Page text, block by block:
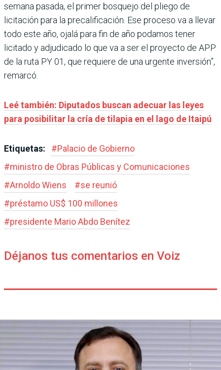
semana pasada, el primer bosquejo del pliego de
licitación para la precalificación. Ese proceso va a llevar
todo este año, ojalá para fin de año podamos tener
licitado y adjudicado lo que va a ser el proyecto de APP
de la ruta PY 01, que requiere de una urgente inversión”,
remarcó.
Leé también: Diputados buscan adecuar las leyes
para posibilitar la cría de tilapia en el lago de Itaipú
Etiquetas: #Palacio de Gobierno
#ministro de Obras Públicas y Comunicaciones
#Arnoldo Wiens #se reunió
#préstamo US$ 100 millones
#presidente Mario Abdo Benítez
Déjanos tus comentarios en Voiz